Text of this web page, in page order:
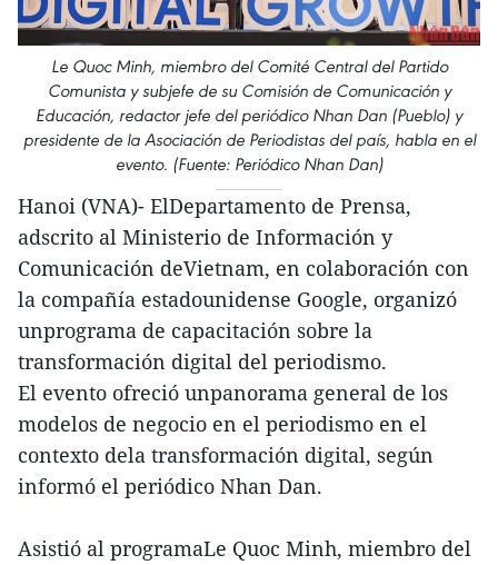
Le Quoc Minh, miembro del Comité Central del Partido
Comunista y subjefe de su Comisión de Comunicación y
Educación, redactor jefe del periódico Nhan Dan (Pueblo) y
presidente de la Asociación de Periodistas del país, habla en el
evento. (Fuente: Periódico Nhan Dan)
Hanoi (VNA)- ElDepartamento de Prensa,
adscrito al Ministerio de Información y
Comunicación deVietnam, en colaboración con
la compañía estadounidense Google, organizó
unprograma de capacitación sobre la
transformación digital del periodismo.
El evento ofreció unpanorama general de los
modelos de negocio en el periodismo en el
contexto dela transformación digital, según
informó el periódico Nhan Dan.
Asistió al programaLe Quoc Minh, miembro del